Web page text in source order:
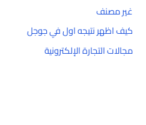
غير مصنف
كيف اظهر نتيجه اول في جوجل
مجالات التجارة الإلكترونية